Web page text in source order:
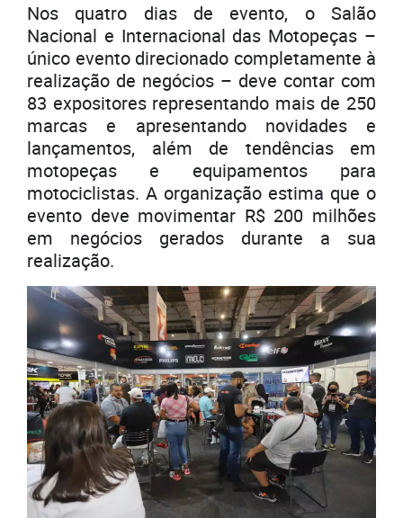
Nos quatro dias de evento, o Salão
Nacional e Internacional das Motopeças –
único evento direcionado completamente à
realização de negócios – deve contar com
83 expositores representando mais de 250
marcas e apresentando novidades e
lançamentos, além de tendências em
motopeças e equipamentos para
motociclistas. A organização estima que o
evento deve movimentar R$ 200 milhões
em negócios gerados durante a sua
realização.